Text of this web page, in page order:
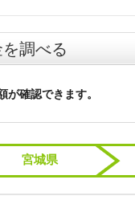
調べる
確認できます。
宮城県